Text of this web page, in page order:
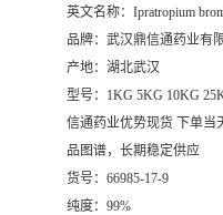
英文名称： Ipratropium
品牌： 武汉鼎信通药业有
产地： 湖北武汉
型号： 1KG 5KG 10KG
信通药业优势现货 下单当
品图谱，长期稳定供应
货号： 66985-17-9
纯度： 99%